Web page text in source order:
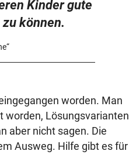
Kinder gute
können.
worden. Man
worden, Lösungsvarianten
aber nicht sagen. Die
Ausweg. Hilfe gibt es für